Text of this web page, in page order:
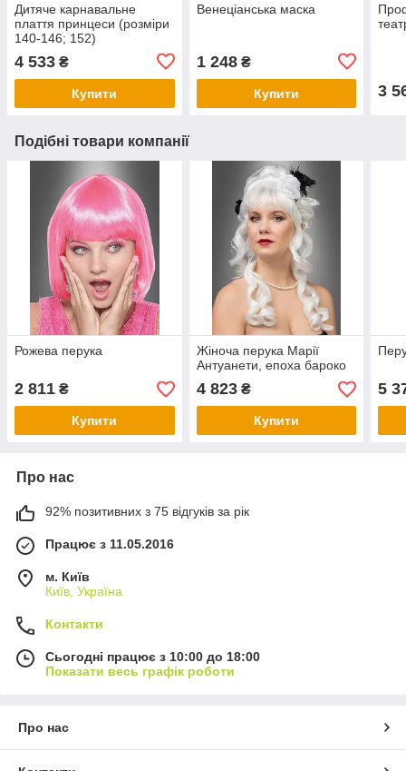
Дитяче карнавальне
плаття принцеси (розміри
140-146; 152)
4 533 ₴
Купити
Венеціанська маска
1 248₴
Купити 3
Подібні товари компанії
Рожева перука
2 811 ₴
Купити
Жіноча перука Марії
Антуанети, епоха бароко
4 823₴
Купити
5
Про нас
92% позитивних з 75 відгуків за рік
Працює з 11.05.2016
м. Київ
Київ, Україна
Контакти
Сьогодні працює з 10:00 до 18:00
Показати весь графік роботи
Про нас